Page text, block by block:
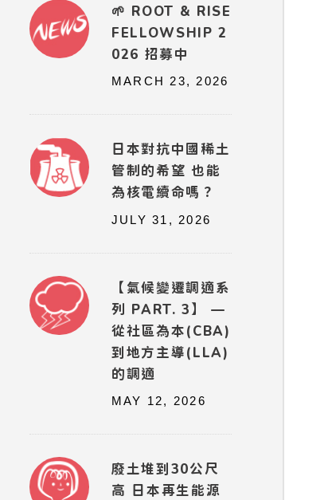
🌱 ROOT & RISE
FELLOWSHIP 2
026 招募中
MARCH 23, 2026
日本對抗中國稀土
管制的希望 也能
為核電續命嗎？
JULY 31, 2026
【氣候變遷調適系
列 PART. 3】 —
從社區為本(CBA)
到地方主導(LLA)
的調適
MAY 12, 2026
廢土堆到30公尺
高 日本再生能源